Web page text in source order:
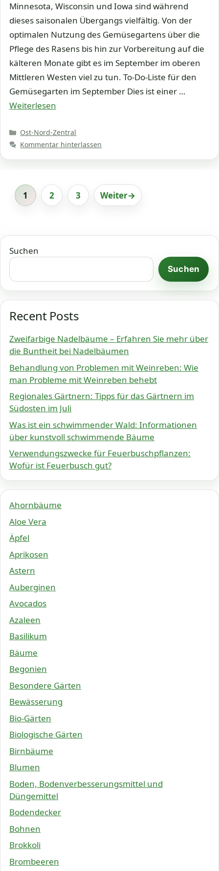
Minnesota, Wisconsin und Iowa sind während
dieses saisonalen Übergangs vielfältig. Von der
optimalen Nutzung des Gemüsegartens über die
Pflege des Rasens bis hin zur Vorbereitung auf die
kälteren Monate gibt es im September im oberen
Mittleren Westen viel zu tun. To-Do-Liste für den
Gemüsegarten im September Dies ist einer …
Weiterlesen
Kategorien
Ost-Nord-Zentral
Kommentar hinterlassen
Seite
1 Seite
2 Seite
3 Weiter→
Suchen
Suchen
Recent Posts
Zweifarbige Nadelbäume – Erfahren Sie mehr über
die Buntheit bei Nadelbäumen
Behandlung von Problemen mit Weinreben: Wie
man Probleme mit Weinreben behebt
Regionales Gärtnern: Tipps für das Gärtnern im
Südosten im Juli
Was ist ein schwimmender Wald: Informationen
über kunstvoll schwimmende Bäume
Verwendungszwecke für Feuerbuschpflanzen:
Wofür ist Feuerbusch gut?
Ahornbäume
Aloe Vera
Äpfel
Aprikosen
Astern
Auberginen
Avocados
Azaleen
Basilikum
Bäume
Begonien
Besondere Gärten
Bewässerung
Bio-Gärten
Biologische Gärten
Birnbäume
Blumen
Boden, Bodenverbesserungsmittel und
Düngemittel
Bodendecker
Bohnen
Brokkoli
Brombeeren